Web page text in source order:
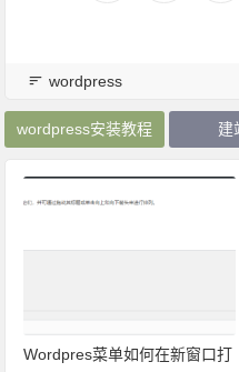
wordpress
wordpress安装教程 建
Wordpres菜单如何在新窗口打